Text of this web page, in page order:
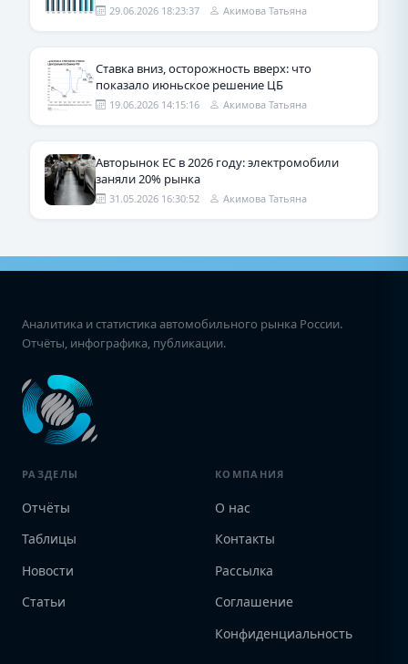
29.06.2026 18:23:37 Акимова Татьяна
Ставка вниз, осторожность вверх: что
показало июньское решение ЦБ
19.06.2026 14:15:16 Акимова Татьяна
Авторынок ЕС в 2026 году: электромобили
заняли 20% рынка
31.05.2026 16:30:52 Акимова Татьяна
Аналитика и статистика автомобильного рынка России.
Отчёты, инфографика, публикации.
РАЗДЕЛЫ
Отчёты
Таблицы
Новости
Статьи
КОМПАНИЯ
О нас
Контакты
Рассылка
Соглашение
Конфиденциальность